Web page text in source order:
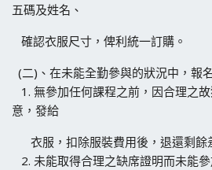
五碼及姓名、
確認衣服尺寸，俾利統一訂購。
(二)、在未能全勤參與的狀況中，報
1. 無參加任何課程之前，因合理之
意，發給
衣服，扣除服裝費用後，退還剩餘
2. 未能取得合理之缺席證明而未能